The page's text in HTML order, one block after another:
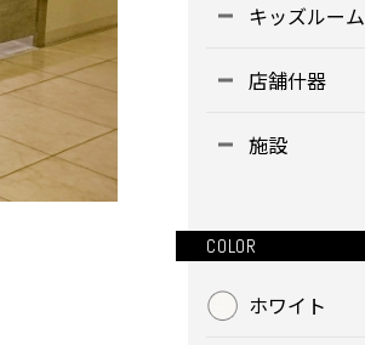
キッズルーム
店舗什器
施設
COLOR
ホワイト